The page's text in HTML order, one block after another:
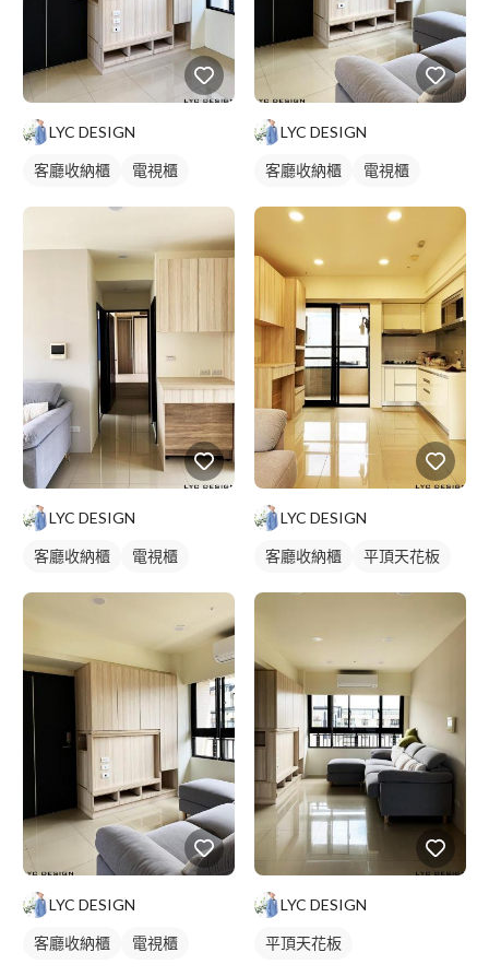
LYC DESIGN
客廳收納櫃 電視櫃
LYC DESIGN
客廳收納櫃 電視櫃
LYC DESIGN
客廳收納櫃 電視櫃
LYC DESIGN
客廳收納櫃 電視櫃
LYC DESIGN
客廳收納櫃 平頂天花板
LYC DESIGN
平頂天花板